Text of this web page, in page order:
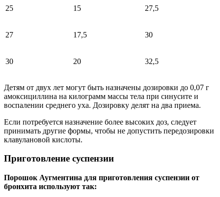
25 15 27,5
27 17,5 30
30 20 32,5
Детям от двух лет могут быть назначены дозировки до 0,07 г
амоксициллина на килограмм массы тела при синусите и
воспалении среднего уха. Дозировку делят на два приема.
Если потребуется назначение более высоких доз, следует
принимать другие формы, чтобы не допустить передозировки
клавулановой кислоты.
Приготовление суспензии
Порошок Аугментина для приготовления суспензии от
бронхита используют так: